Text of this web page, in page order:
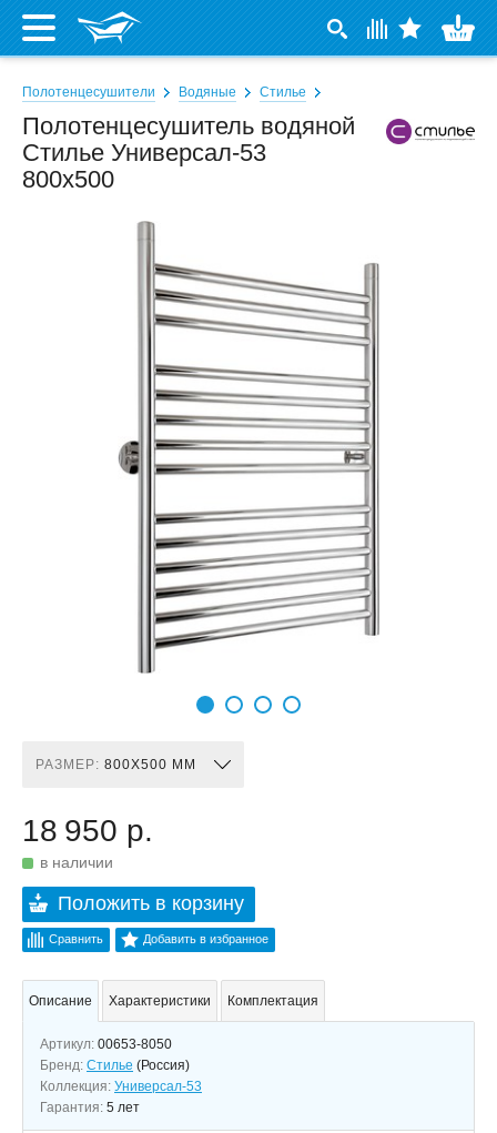
Полотенцесушители Водяные Стилье
Полотенцесушитель водяной
Стилье Универсал-53
800x500
РАЗМЕР: 800X500 ММ
18 950 р.
в наличии
Положить в корзину
Сравнить Добавить в избранное
Описание Характеристики Комплектация
Артикул: 00653-8050
Бренд: Стилье (Россия)
Коллекция: Универсал-53
Гарантия: 5 лет